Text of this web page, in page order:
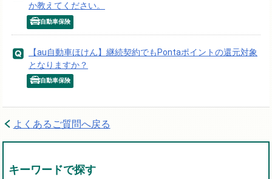
か教えてください。
自動車保険
【au自動車ほけん】継続契約でもPontaポイントの還元対象
となりますか？
自動車保険
よくあるご質問へ戻る
キーワードで探す